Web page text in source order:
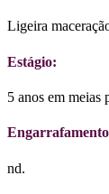
Ligeira
Estágio:
5 anos em meias
nd.